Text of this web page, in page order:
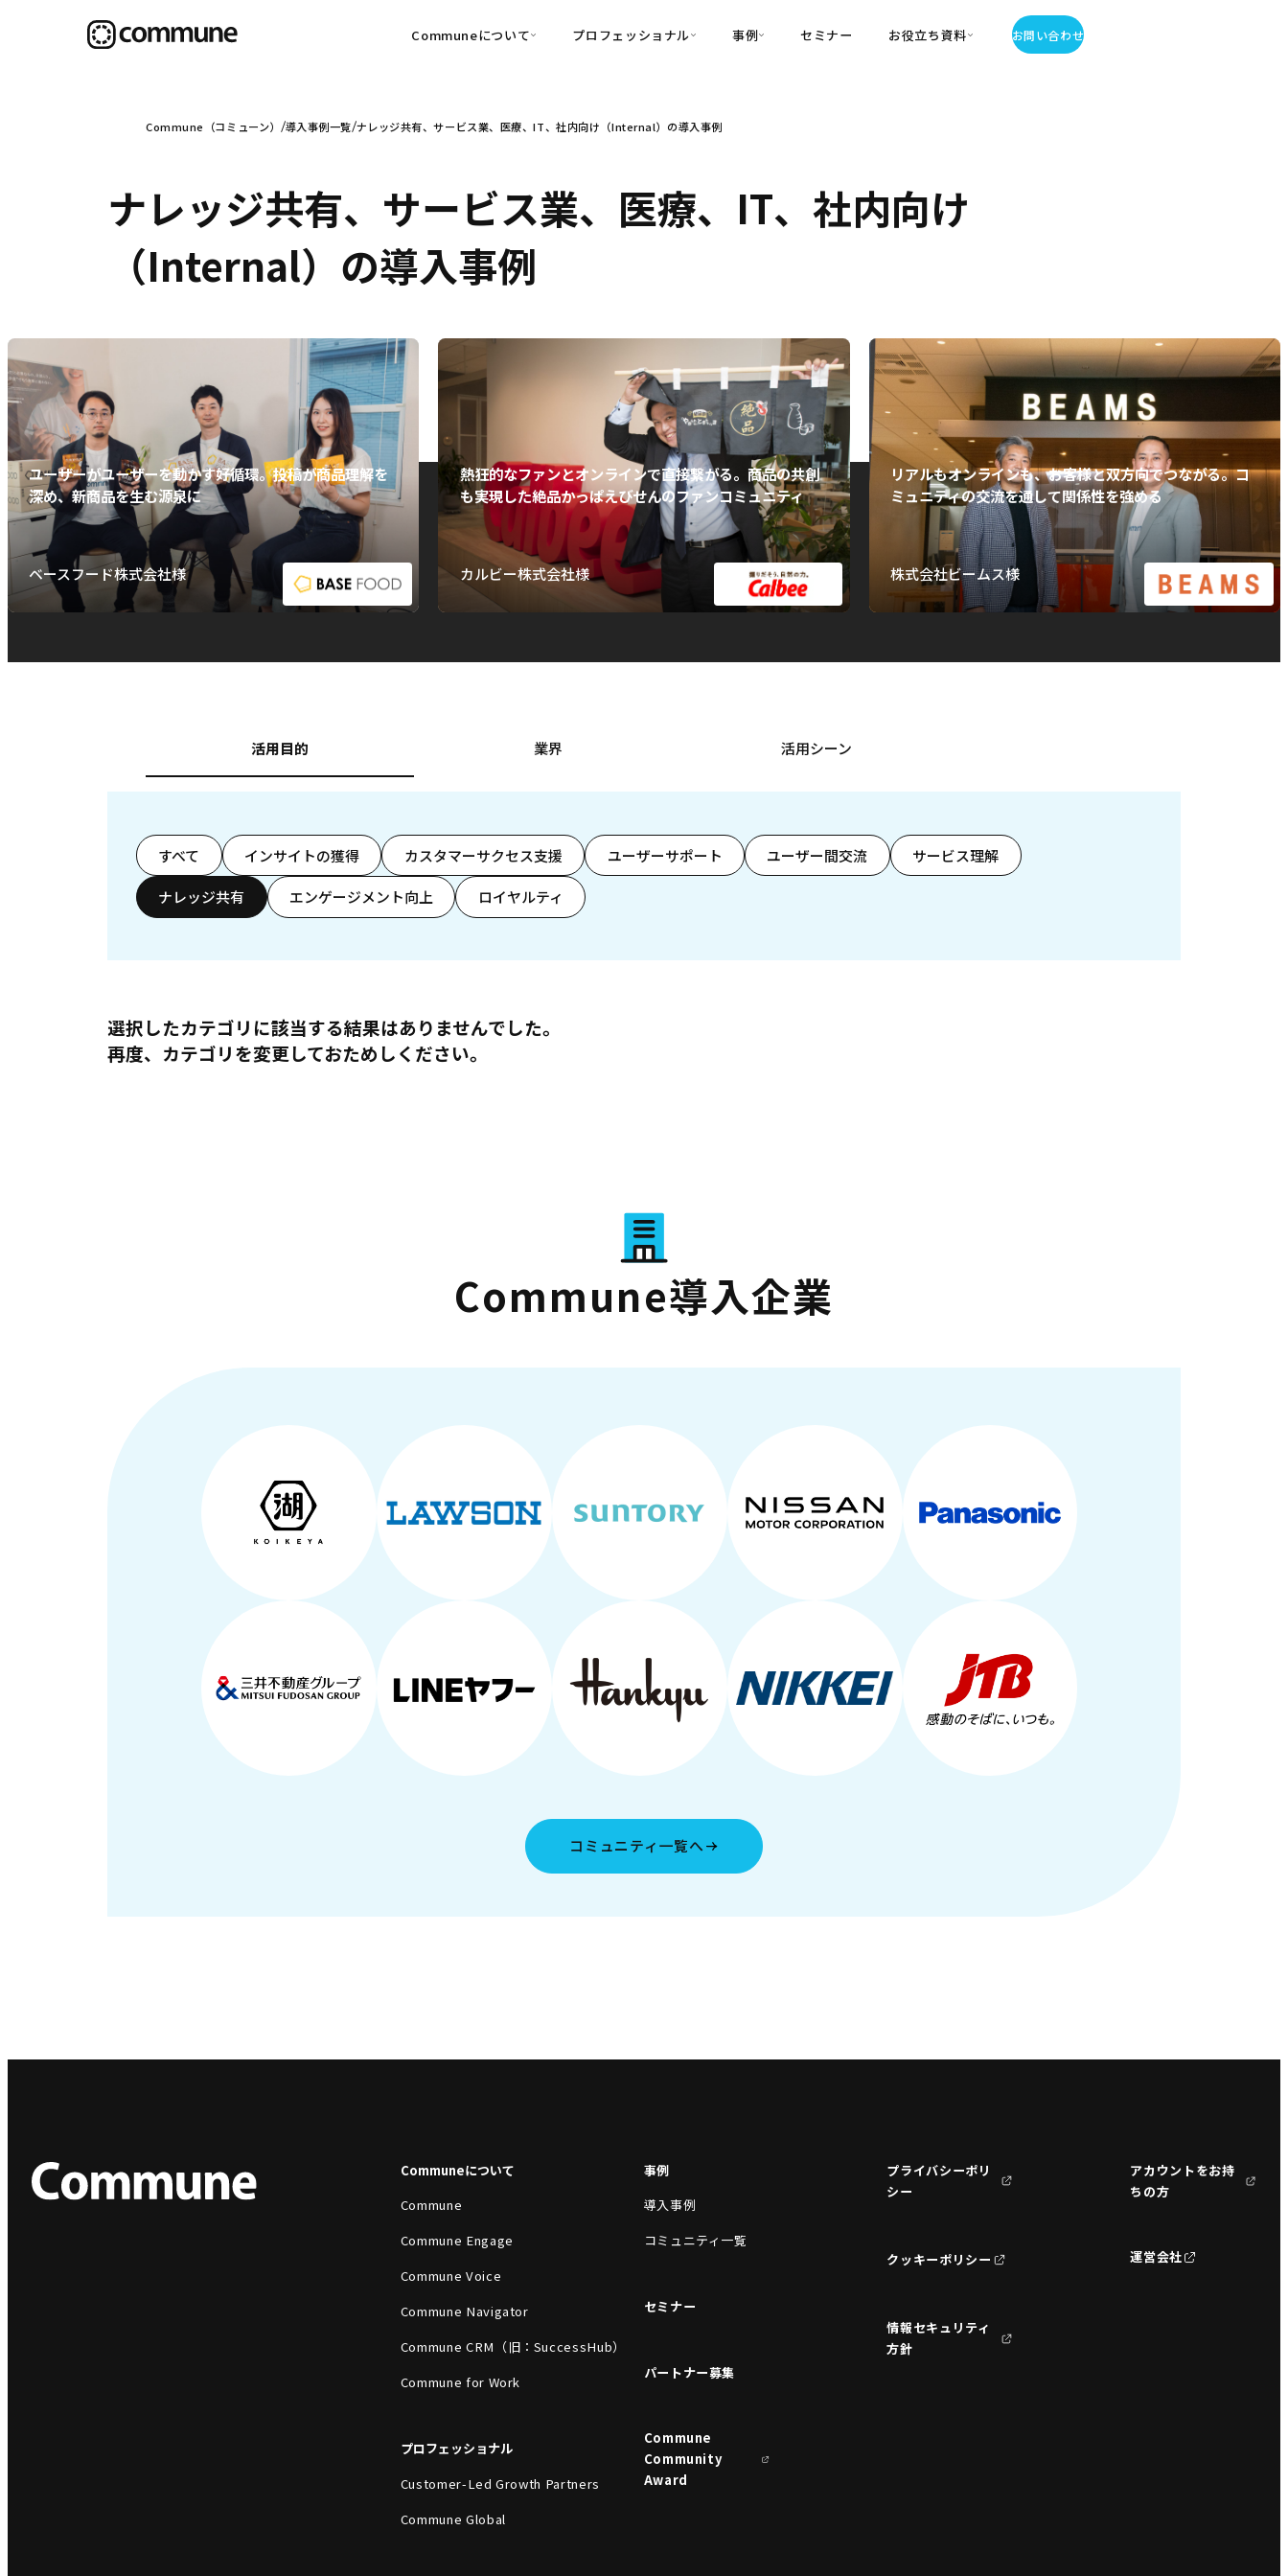
Communeについて
可視化
・Commune Voice ・Commune Navigator
信頼を醸成する信頼起点経営基盤
・Commune CRM（旧：
SuccessHub）
・Commune for Work
プロフェッショナル
・Customer-Led Growth
事例 セミナー お役立ち資料 お問い合わせ
Commune（コミューン） 導入事例一覧 ナレッジ共有、サービス業、医療、IT、社内向け（Internal）の導入事例
ナレッジ共有、サービス業、医療、IT、社内向け
（Internal）の導入事例
ユーザーがユーザーを動かす好循環。投稿が商品理解を
深め、新商品を生む源泉に
ベースフード株式会社様
熱狂的なファンとオンラインで直接繋がる。商品の共創
も実現した絶品かっぱえびせんのファンコミュニティ
カルビー株式会社様
リアルもオンラインも、お客様と双方向でつながる。コ
ミュニティの交流を通して関係性を強める
株式会社ビームス様
活用目的 業界 活用シーン
すべて インサイトの獲得 カスタマーサクセス支援 ユーザーサポート ユーザー間交流 サービス理解
ナレッジ共有 エンゲージメント向上 ロイヤルティ
選択したカテゴリに該当する結果はありませんでした。
再度、カテゴリを変更しておためしください。
Commune導入企業
コミュニティ一覧へ
Communeについて
Commune
Commune Engage
Commune Voice
Commune Navigator
Commune CRM（旧：SuccessHub）
Commune for Work
プロフェッショナル
Customer-Led Growth Partners
Commune Global
事例
導入事例
コミュニティ一覧
セミナー
パートナー募集
Commune
Community
Award
プライバシーポリ
シー
クッキーポリシー
情報セキュリティ
方針
アカウントをお持
ちの方
運営会社